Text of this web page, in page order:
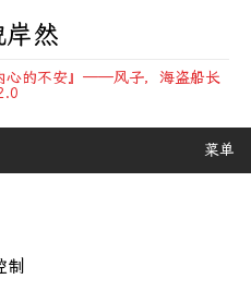
然
心的不安』——风子，海盗船长
菜单